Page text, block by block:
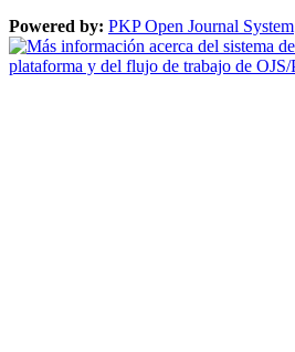
Powered by: PKP Open Journal System